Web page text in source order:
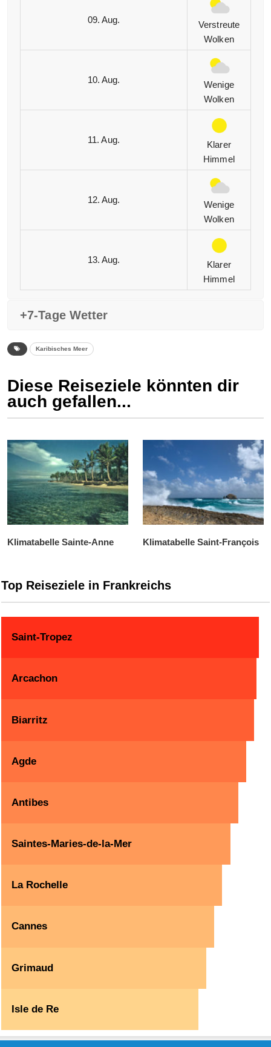
09. Aug.
Verstreute
Wolken
10. Aug.
Wenige
Wolken
11. Aug.
Klarer
Himmel
12. Aug.
Wenige
Wolken
13. Aug.
Klarer
Himmel
+7-Tage Wetter
Karibisches Meer
Diese Reiseziele könnten dir
auch gefallen...
Klimatabelle Sainte-Anne Klimatabelle Saint-François
Top Reiseziele in Frankreichs
Saint-Tropez
Arcachon
Biarritz
Agde
Antibes
Saintes-Maries-de-la-Mer
La Rochelle
Cannes
Grimaud
Isle de Re